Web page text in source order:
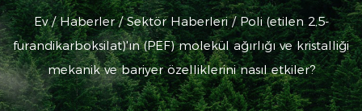
Ev/Haberler/Sektör Haberleri/Poli (etilen 2,5-
furandikarboksilat)'ın (PEF) molekül ağırlığı ve kristalliği
mekanik ve bariyer özelliklerini nasıl etkiler?